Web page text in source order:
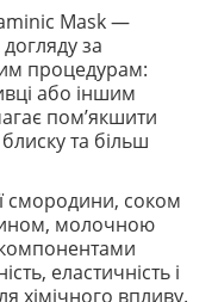
Mask —
за
процедурам:
або іншим
пом’якшити
та більш
смородини, соком
молочною
еластичність і
хімічного впливу.